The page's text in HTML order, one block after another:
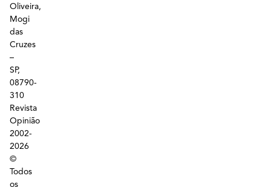
Oliveira,
Mogi
das
Cruzes
–
SP,
08790-
310
Revista
Opinião
2002-
2026
©
Todos
os